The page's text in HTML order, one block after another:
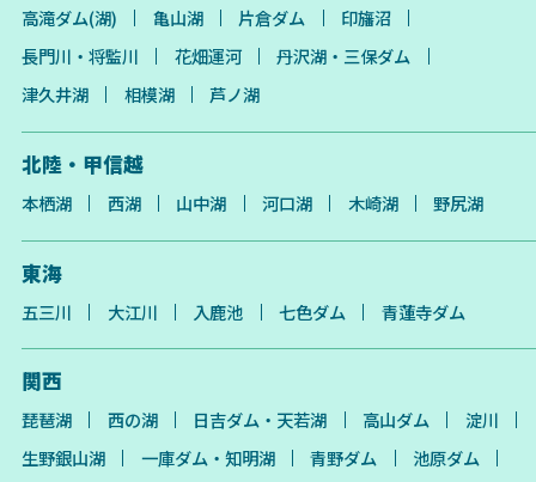
高滝ダム(湖)
亀山湖 片倉ダム
印旛沼
長門川・将監川
花畑運河
丹沢湖・三保ダム
津久井湖
相模湖 芦ノ湖
北陸・甲信越
本栖湖 西湖 山中湖 河口湖 木崎湖 野尻湖
東海
五三川 大江川 入鹿池 七色ダム 青蓮寺ダム
関西
琵琶湖 西の湖 日吉ダム・天若湖 高山ダム
淀川
生野銀山湖
一庫ダム・知明湖 青野ダム
池原ダム